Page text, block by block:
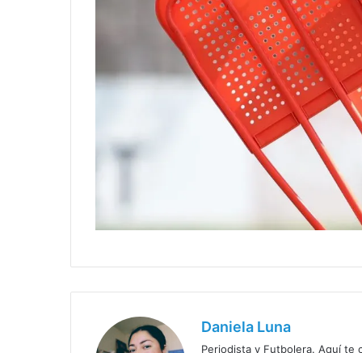
Daniela Luna
Periodista y Futbolera. Aquí te